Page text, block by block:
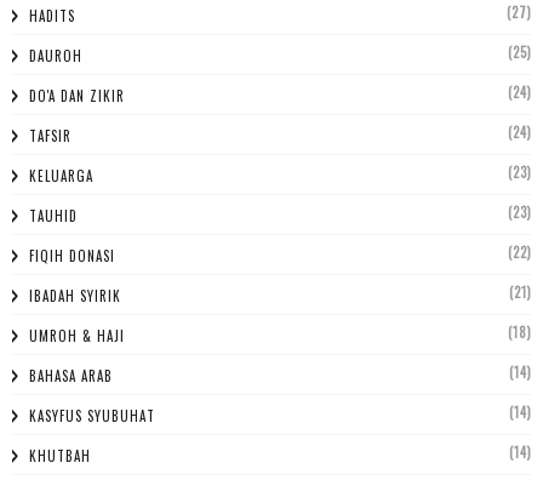
HADITS (27)
DAUROH (25)
DO'A DAN ZIKIR (24)
TAFSIR (24)
KELUARGA (23)
TAUHID (23)
FIQIH DONASI (22)
IBADAH SYIRIK (21)
UMROH & HAJI (18)
BAHASA ARAB (14)
KASYFUS SYUBUHAT (14)
KHUTBAH (14)